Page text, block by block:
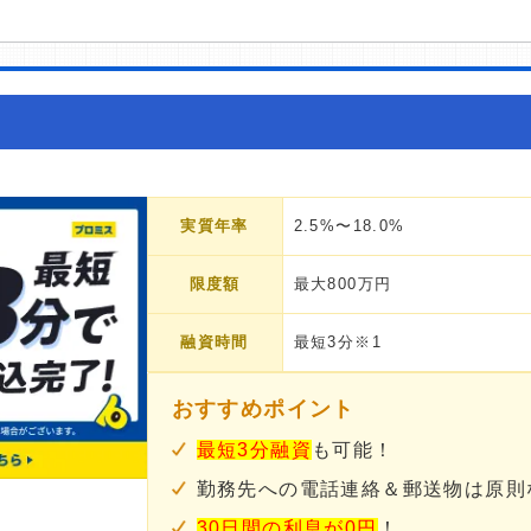
実質年率 2.5%〜18.0%
限度額 最大800万円
融資時間 最短3分※1
おすすめポイント
最短3分融資 も可能！
勤務先への電話連絡＆郵送物は原則